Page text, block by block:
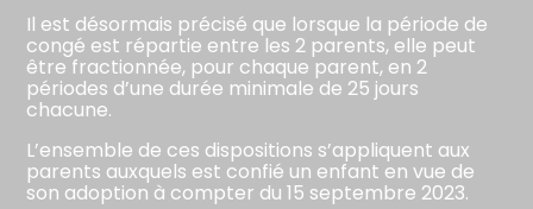
Il est désormais précisé que lorsque la période de
congé est répartie entre les 2 parents, elle peut
être fractionnée, pour chaque parent, en 2
périodes d’une durée minimale de 25 jours
chacune.
L’ensemble de ces dispositions s’appliquent aux
parents auxquels est confié un enfant en vue de
son adoption à compter du 15 septembre 2023.